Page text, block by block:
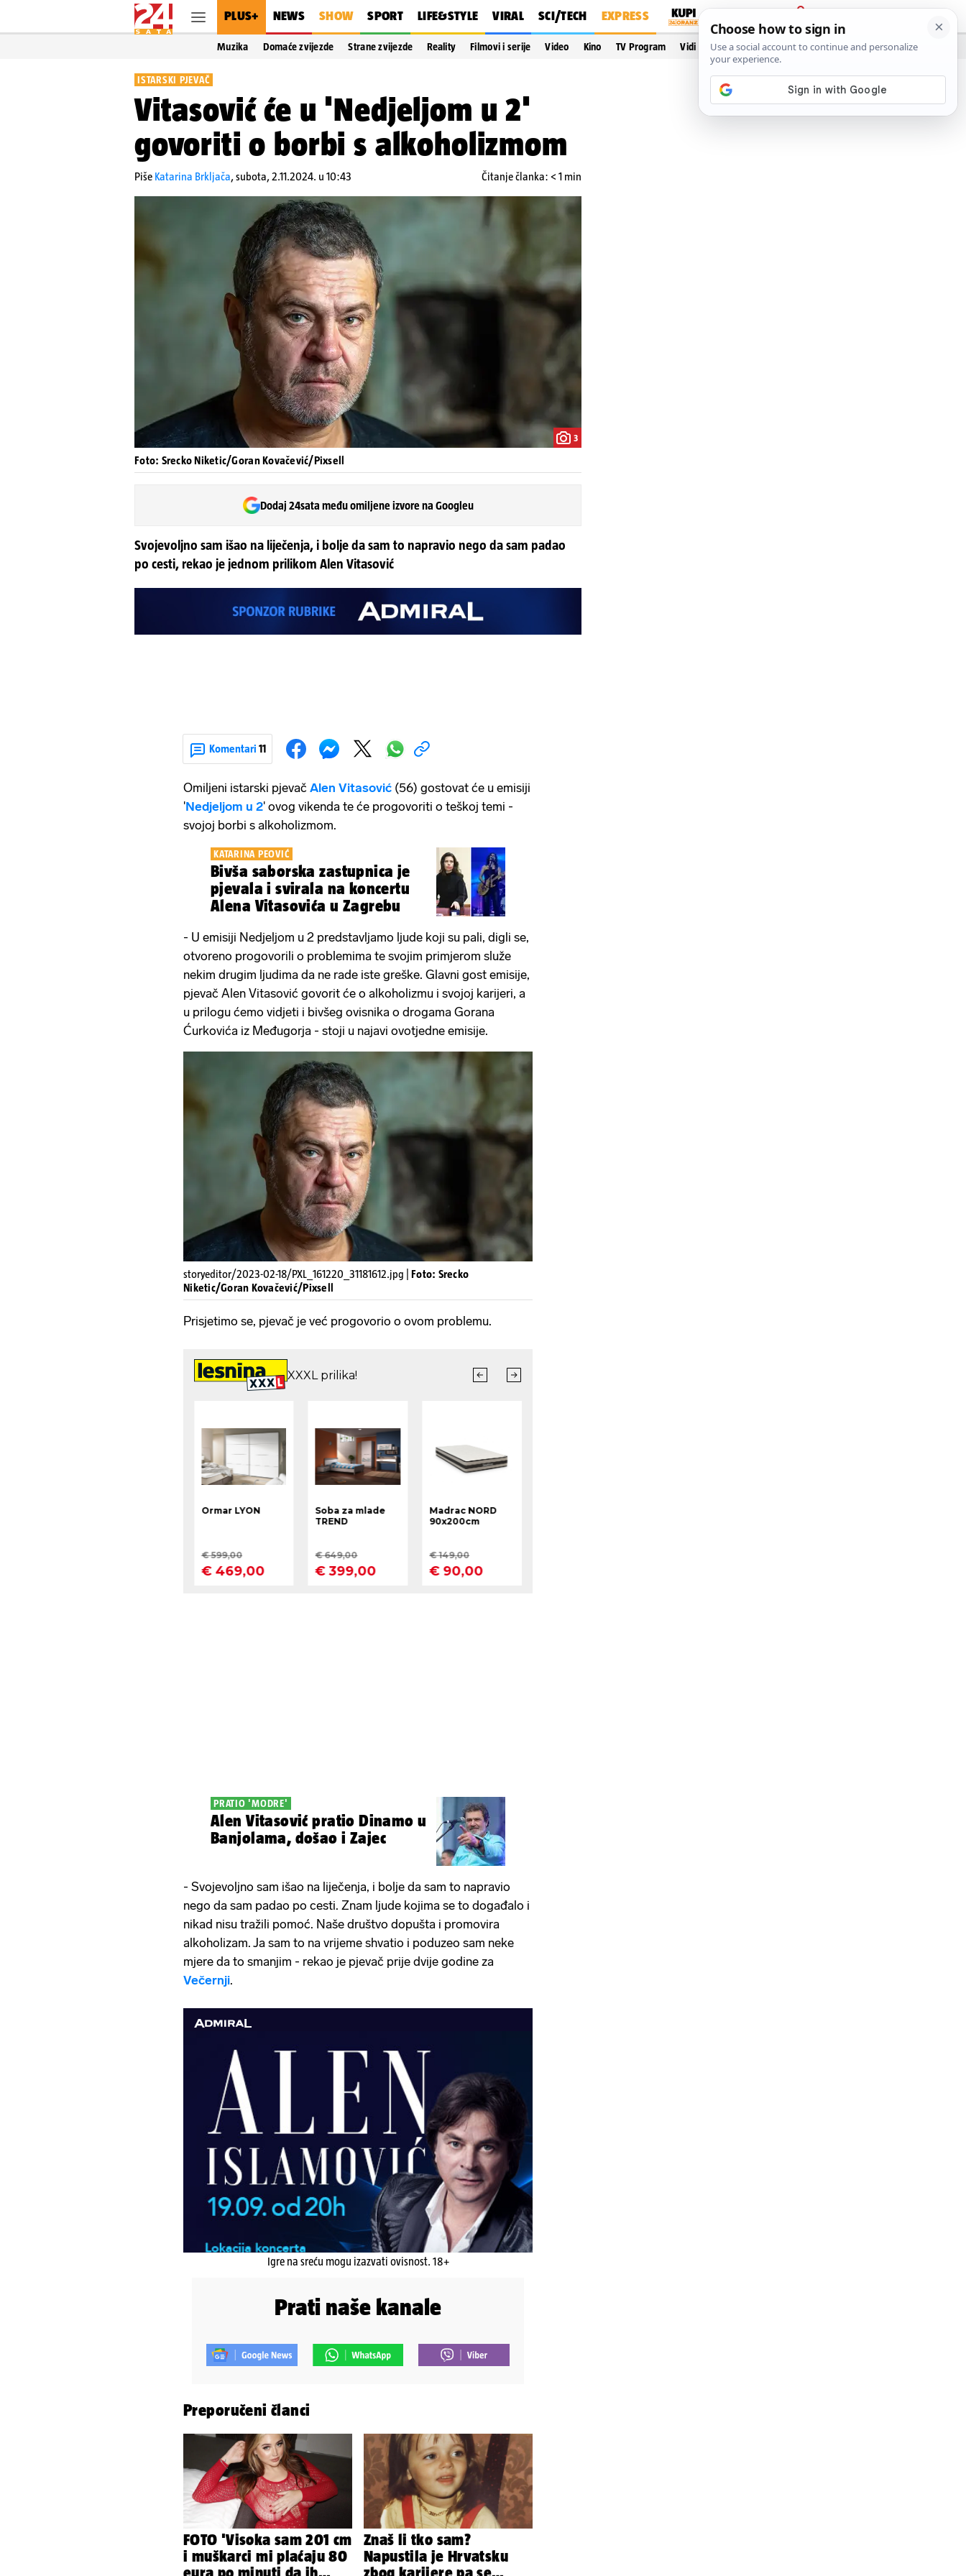
PLUS+ NEWS SHOW SPORT LIFE&STYLE VIRAL SCI/TECH EXPRESS
PRIJAVA
Muzika Domaće zvijezde Strane zvijezde Reality Filmovi i serije Video Kino TV Program Vidi još…
ISTARSKI PJEVAČ
Vitasović će u 'Nedjeljom u 2'
govoriti o borbi s alkoholizmom
Piše Katarina Brkljača,subota, 2.11.2024. u 10:43 Čitanje članka: < 1 min
3
Foto: Srecko Niketic/Goran Kovačević/Pixsell
Dodaj 24sata među omiljene izvore na Googleu
Svojevoljno sam išao na liječenja, i bolje da sam to napravio nego da sam padao
po cesti, rekao je jednom prilikom Alen Vitasović
Komentari 11
Omiljeni istarski pjevač Alen Vitasović (56) gostovat će u emisiji
'Nedjeljom u 2' ovog vikenda te će progovoriti o teškoj temi -
svojoj borbi s alkoholizmom.
KATARINA PEOVIĆ
Bivša saborska zastupnica je
pjevala i svirala na koncertu
Alena Vitasovića u Zagrebu
- U emisiji Nedjeljom u 2 predstavljamo ljude koji su pali, digli se,
otvoreno progovorili o problemima te svojim primjerom služe
nekim drugim ljudima da ne rade iste greške. Glavni gost emisije,
pjevač Alen Vitasović govorit će o alkoholizmu i svojoj karijeri, a
u prilogu ćemo vidjeti i bivšeg ovisnika o drogama Gorana
Ćurkovića iz Međugorja - stoji u najavi ovotjedne emisije.
storyeditor/2023-02-18/PXL_161220_31181612.jpg | Foto: Srecko
Niketic/Goran Kovačević/Pixsell
Prisjetimo se, pjevač je već progovorio o ovom problemu.
PRATIO 'MODRE'
Alen Vitasović pratio Dinamo u
Banjolama, došao i Zajec
- Svojevoljno sam išao na liječenja, i bolje da sam to napravio
nego da sam padao po cesti. Znam ljude kojima se to događalo i
nikad nisu tražili pomoć. Naše društvo dopušta i promovira
alkoholizam. Ja sam to na vrijeme shvatio i poduzeo sam neke
mjere da to smanjim - rekao je pjevač prije dvije godine za
Večernji.
Igre na sreću mogu izazvati ovisnost. 18+
Prati naše kanale
Preporučeni članci
FOTO 'Visoka sam 201 cm
i muškarci mi plaćaju 80
eura po minuti da ih
Znaš li tko sam?
Napustila je Hrvatsku
zbog karijere pa se